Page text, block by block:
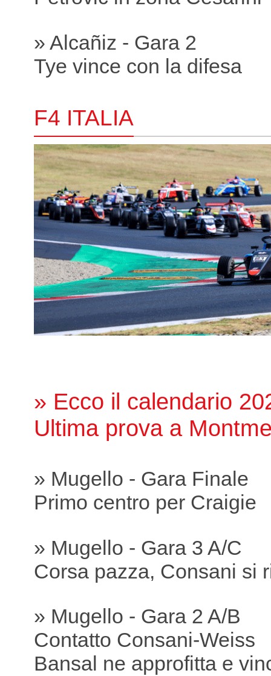
» Alcañiz - Gara 2
Tye vince con la difesa
F4 ITALIA
» Ecco il calendario
Ultima prova a
» Mugello - Gara Finale
Primo centro per Craigie
» Mugello - Gara 3 A/C
Corsa pazza, Consani si
» Mugello - Gara 2 A/B
Contatto Consani-Weiss
Bansal ne approfitta e